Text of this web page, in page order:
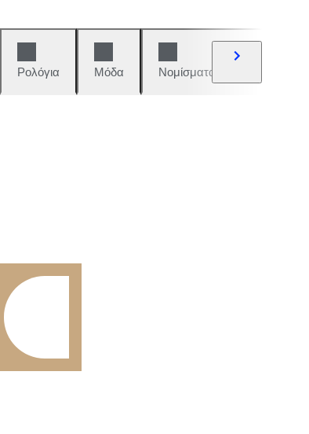
Ρολόγια Μόδα Νομίσματα και